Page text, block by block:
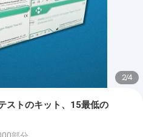
2/4
ストのキット、15最低の